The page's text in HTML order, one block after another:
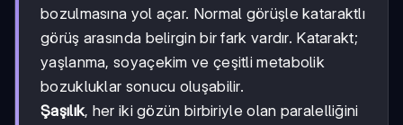
bozulmasına yol açar. Normal görüşle kataraktlı
görüş arasında belirgin bir fark vardır. Katarakt;
yaşlanma, soyaçekim ve çeşitli metabolik
bozukluklar sonucu oluşabilir.
Şaşılık, her iki gözün birbiriyle olan paralelliğini